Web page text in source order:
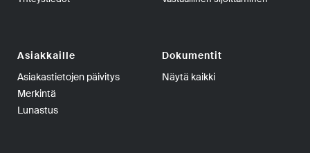
Asiakkaille
Asiakastietojen päivitys
Merkintä
Lunastus
Dokumentit
Näytä kaikki